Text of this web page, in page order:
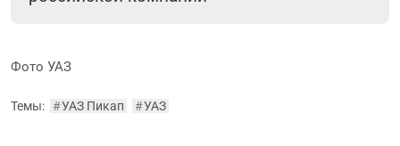
Фото УАЗ
Темы: #УАЗ Пикап #УАЗ